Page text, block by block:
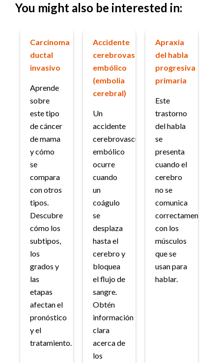
You might also be interested in:
Carcinoma
ductal
invasivo
Aprende
sobre
este tipo
de cáncer
de mama
y cómo
se
compara
con otros
tipos.
Descubre
cómo los
subtipos,
los
grados y
las
etapas
afectan el
pronóstico
y el
tratamiento.
Accidente
cerebrovascular
embólico
(embolia
cerebral)
Un
accidente
cerebrovascular
embólico
ocurre
cuando
un
coágulo
se
desplaza
hasta el
cerebro y
bloquea
el flujo de
sangre.
Obtén
información
clara
acerca de
los
Apraxia
del habla
progresiva
primaria
Este
trastorno
del habla
se
presenta
cuando el
cerebro
no se
comunica
correctamente
con los
músculos
que se
usan para
hablar.